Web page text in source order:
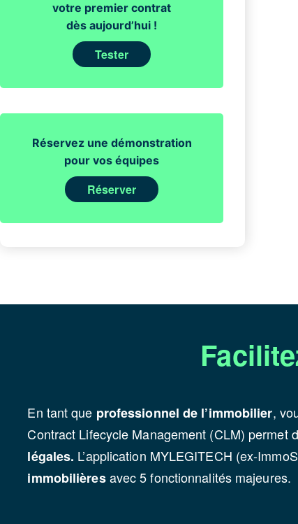
votre premier contrat
dès aujourd’hui !
Tester
Réservez une démonstration
pour vos équipes
Réserver
En tant que professionnel de l’immobilier,
Contract Lifecycle Management (CLM) permet
légales. L’application MYLEGITECH (ex-
immobilièresavec 5 fonctionnalités majeures.